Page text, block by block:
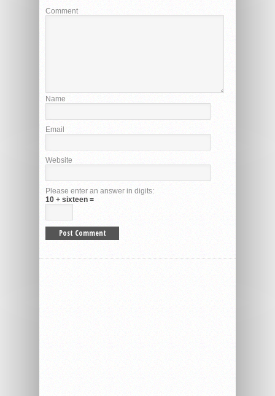
Comment
Name
Email
Website
Please enter an answer in digits:
10 + sixteen =